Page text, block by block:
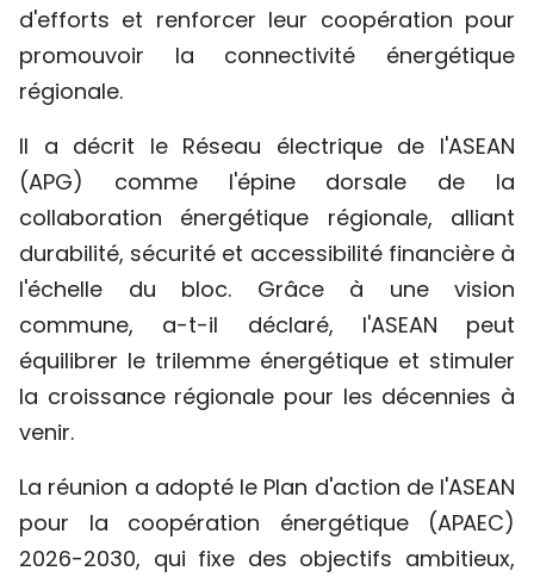
d'efforts et renforcer leur coopération pour
promouvoir la connectivité énergétique
régionale.
Il a décrit le Réseau électrique de l'ASEAN
(APG) comme l'épine dorsale de la
collaboration énergétique régionale, alliant
durabilité, sécurité et accessibilité financière à
l'échelle du bloc. Grâce à une vision
commune, a-t-il déclaré, l'ASEAN peut
équilibrer le trilemme énergétique et stimuler
la croissance régionale pour les décennies à
venir.
La réunion a adopté le Plan d'action de l'ASEAN
pour la coopération énergétique (APAEC)
2026-2030, qui fixe des objectifs ambitieux,